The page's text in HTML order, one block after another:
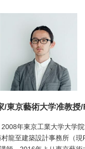
東京藝術大学准教授/
年東京工業大学大学
龍至建築設計事務所（現